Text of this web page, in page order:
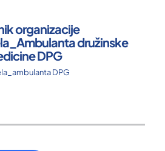
organizacije
družinske
DPG
DPG